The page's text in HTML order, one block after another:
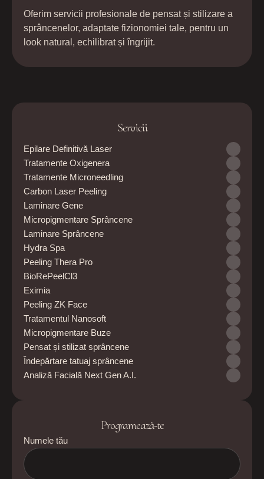
Oferim servicii profesionale de pensat și stilizare a
sprâncenelor, adaptate fizionomiei tale, pentru un
look natural, echilibrat și îngrijit.
Servicii
Epilare Definitivă Laser
Tratamente Oxigenera
Tratamente Microneedling
Carbon Laser Peeling
Laminare Gene
Micropigmentare Sprâncene
Laminare Sprâncene
Hydra Spa
Peeling Thera Pro
BioRePeelCl3
Eximia
Peeling ZK Face
Tratamentul Nanosoft
Micropigmentare Buze
Pensat și stilizat sprâncene
Îndepărtare tatuaj sprâncene
Analiză Facială Next Gen A.I.
Programează-te
Numele tău